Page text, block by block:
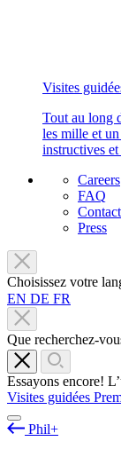
Visites
Tout au long
les mille et
instructives
Careers
FAQ
Contact
Press
Choisissez votre
EN DE FR
Que recherchez-
Essayons encore!
Visites guidées
Phil+